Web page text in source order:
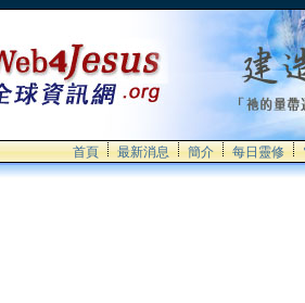
首頁 最新消息 簡介 每日靈修